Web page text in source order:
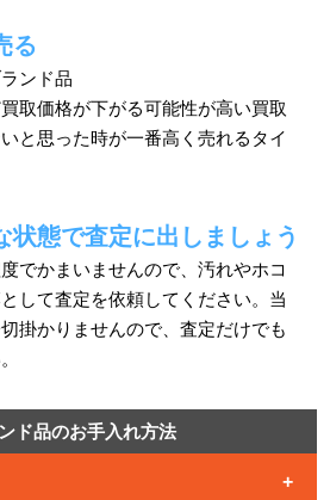
る
ンド品
取価格が下がる可能性が高い買取
と思った時が一番高く売れるタイ
状態で査定に出しましょう
でかまいませんので、汚れやホコ
して査定を依頼してください。当
掛かりませんので、査定だけでも
ド品のお手入れ方法